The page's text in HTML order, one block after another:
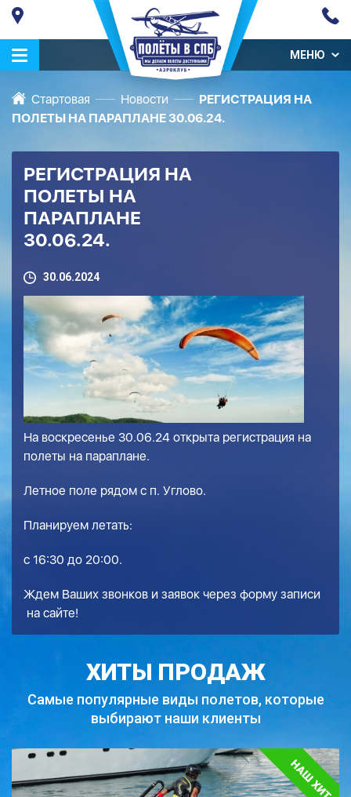
МЕНЮ
Стартовая Новости
РЕГИСТРАЦИЯ НА
ПОЛЕТЫ НА ПАРАПЛАНЕ 30.06.24.
РЕГИСТРАЦИЯ НА
ПОЛЕТЫ НА
ПАРАПЛАНЕ
30.06.24.
30.06.2024
На воскресенье 30.06.24 открыта регистрация на
полеты на параплане.
Летное поле рядом с п. Углово.
Планируем летать:
с 16:30 до 20:00.
Ждем Ваших звонков и заявок через форму записи
на сайте!
ХИТЫ ПРОДАЖ
Самые популярные виды полетов, которые
выбирают наши клиенты